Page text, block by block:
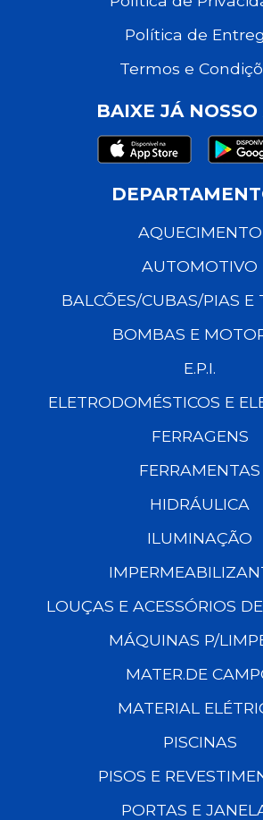
Política de
Termos e
BAIXE JÁ NOSSO
AQUECIMENTO
AUTOMOTIVO
BALCÕES/CUBAS/PIAS E
BOMBAS E
E.P.I.
ELETRODOMÉSTICOS E
FERRAGENS
FERRAMENTAS
HIDRÁULICA
ILUMINAÇÃO
LOUÇAS E ACESSÓRIOS
MÁQUINAS P/
MATER.DE
MATERIAL
PISCINAS
PISOS E
PORTAS E